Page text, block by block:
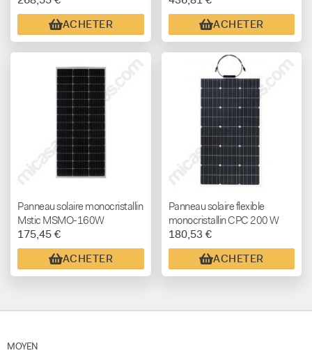
ACHETER ACHETER
Panneau solaire monocristallin
Mstic MSMO-160W
175,45 €
ACHETER
Panneau solaire flexible
monocristallin CPC 200 W
180,53 €
ACHETER
MOYEN